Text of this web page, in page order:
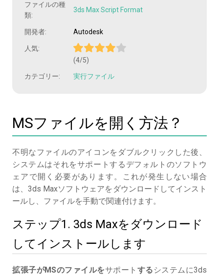
ファイルの種
類:
3ds Max Script Format
開発者: Autodesk
人気:
(4/5)
カテゴリー: 実行ファイル
MSファイルを開く方法？
不明なファイルのアイコンをダブルクリックした後、
システムはそれをサポートするデフォルトのソフトウ
ェアで開く必要があります。これが発生しない場合
は、3ds Maxソフトウェアをダウンロードしてインスト
ールし、ファイルを手動で関連付けます。
ステップ1. 3ds Maxをダウンロード
してインストールします
拡張子がMSのファイルをサポート する システムに3ds